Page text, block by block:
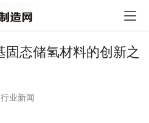
态储氢材料的创新之
行业新闻